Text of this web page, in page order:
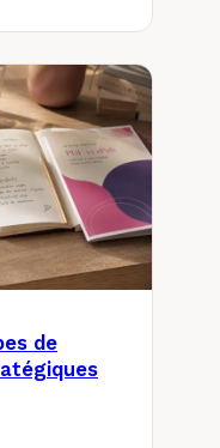
de